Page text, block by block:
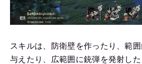
スキルは、防衛壁を作ったり、範
与えたり、広範囲に銃弾を発射し